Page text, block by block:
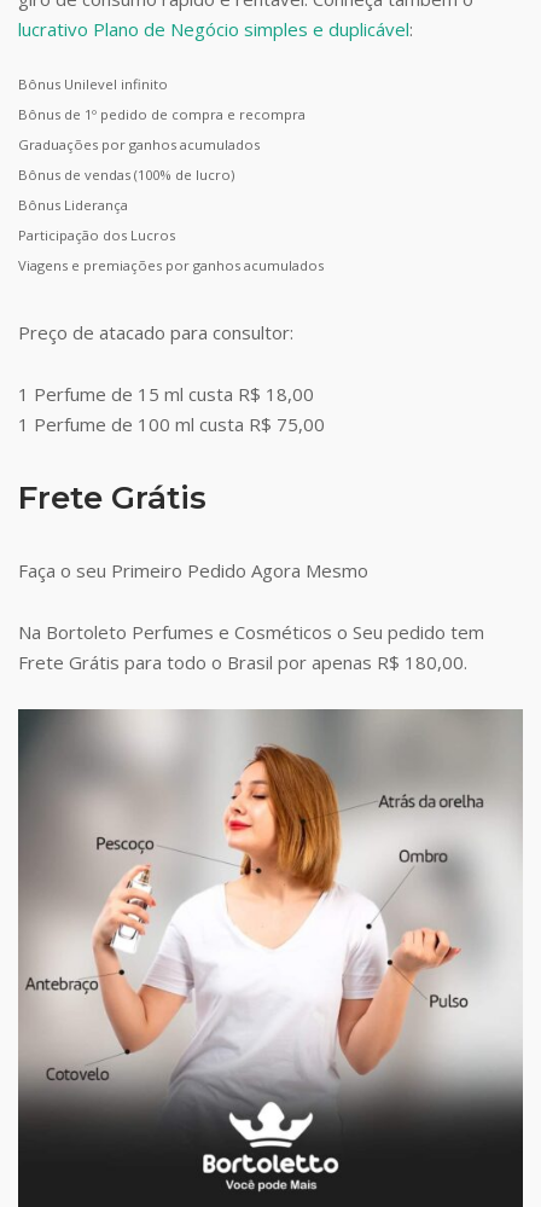
lucrativo Plano de Negócio simples e duplicável:
Bônus Unilevel infinito
Bônus de 1º pedido de compra e recompra
Graduações por ganhos acumulados
Bônus de vendas (100% de lucro)
Bônus Liderança
Participação dos Lucros
Viagens e premiações por ganhos acumulados
Preço de atacado para consultor:
1 Perfume de 15 ml custa R$ 18,00
1 Perfume de 100 ml custa R$ 75,00
Frete Grátis
Faça o seu Primeiro Pedido Agora Mesmo
Na Bortoleto Perfumes e Cosméticos o Seu pedido tem
Frete Grátis para todo o Brasil por apenas R$ 180,00.